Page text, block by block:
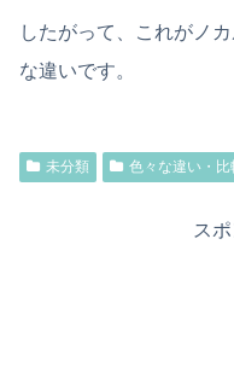
したがって、これがノ
な違いです。
未分類 色々な違い・比
ス